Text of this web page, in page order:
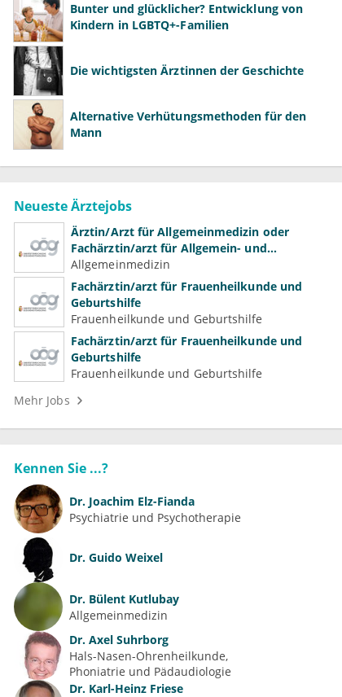
Bunter und glücklicher? Entwicklung von
Kindern in LGBTQ+-Familien
Die wichtigsten Ärztinnen der Geschichte
Alternative Verhütungsmethoden für den
Mann
Neueste Ärztejobs
Ärztin/Arzt für Allgemeinmedizin oder
Fachärztin/arzt für Allgemein- und
Familienmedizin für Psychiatrie und
Psychotherapeutische Medizin
Allgemeinmedizin
Fachärztin/arzt für Frauenheilkunde und
Geburtshilfe
Frauenheilkunde und Geburtshilfe
Fachärztin/arzt für Frauenheilkunde und
Geburtshilfe
Frauenheilkunde und Geburtshilfe
Mehr Jobs
Kennen Sie ...?
Dr. Joachim Elz-Fianda
Psychiatrie und Psychotherapie
Dr. Guido Weixel
Dr. Bülent Kutlubay
Allgemeinmedizin
Dr. Axel Suhrborg
Hals-Nasen-Ohrenheilkunde
Phoniatrie und Pädaudiologie
Dr. Karl-Heinz Friese